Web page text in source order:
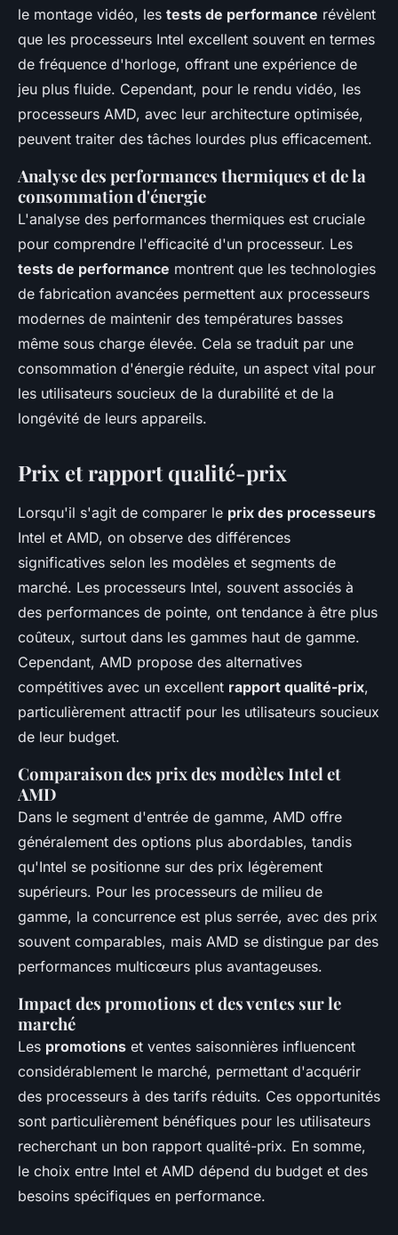
le montage vidéo, les tests de performance révèlent
que les processeurs Intel excellent souvent en termes
de fréquence d'horloge, offrant une expérience de
jeu plus fluide. Cependant, pour le rendu vidéo, les
processeurs AMD, avec leur architecture optimisée,
peuvent traiter des tâches lourdes plus efficacement.
Analyse des performances thermiques et de la
consommation d'énergie
L'analyse des performances thermiques est cruciale
pour comprendre l'efficacité d'un processeur. Les
tests de performance montrent que les technologies
de fabrication avancées permettent aux processeurs
modernes de maintenir des températures basses
même sous charge élevée. Cela se traduit par une
consommation d'énergie réduite, un aspect vital pour
les utilisateurs soucieux de la durabilité et de la
longévité de leurs appareils.
Prix et rapport qualité-prix
Lorsqu'il s'agit de comparer le prix des processeurs
Intel et AMD, on observe des différences
significatives selon les modèles et segments de
marché. Les processeurs Intel, souvent associés à
des performances de pointe, ont tendance à être plus
coûteux, surtout dans les gammes haut de gamme.
Cependant, AMD propose des alternatives
compétitives avec un excellent rapport qualité-prix,
particulièrement attractif pour les utilisateurs soucieux
de leur budget.
Comparaison des prix des modèles Intel et
AMD
Dans le segment d'entrée de gamme, AMD offre
généralement des options plus abordables, tandis
qu'Intel se positionne sur des prix légèrement
supérieurs. Pour les processeurs de milieu de
gamme, la concurrence est plus serrée, avec des prix
souvent comparables, mais AMD se distingue par des
performances multicœurs plus avantageuses.
Impact des promotions et des ventes sur le
marché
Les promotions et ventes saisonnières influencent
considérablement le marché, permettant d'acquérir
des processeurs à des tarifs réduits. Ces opportunités
sont particulièrement bénéfiques pour les utilisateurs
recherchant un bon rapport qualité-prix. En somme,
le choix entre Intel et AMD dépend du budget et des
besoins spécifiques en performance.